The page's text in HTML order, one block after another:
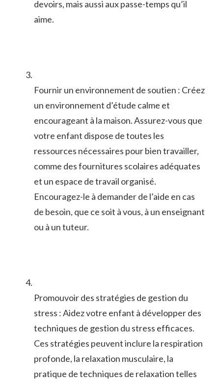
‍devoirs, mais aussi aux passe-temps qu’il
aime.
Fournir un environnement de soutien : Créez
un environnement d’étude calme‍ et
encourageant à la maison. Assurez-vous que
votre enfant dispose ‌de toutes les
ressources nécessaires pour bien travailler,
comme des fournitures scolaires adéquates
et un espace de ⁤travail organisé.
Encouragez-le à ⁤demander de l’aide en cas
de besoin, que ce soit à vous, à un enseignant
ou à un tuteur.
Promouvoir ‌des ⁢stratégies de gestion du‍
stress :⁤ Aidez​ votre enfant à ⁤développer des
techniques de gestion du stress efficaces.
Ces stratégies peuvent inclure ‌la respiration
profonde, la relaxation musculaire, la
pratique de techniques​ de relaxation telles